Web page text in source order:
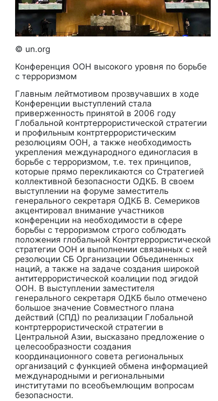
© un.org
Конференция ООН высокого уровня по борьбе
с терроризмом
Главным лейтмотивом прозвучавших в ходе
Конференции выступлений стала
приверженность принятой в 2006 году
Глобальной контртеррористической стратегии
и профильным контртеррористическим
резолюциям ООН, а также необходимость
укрепления международного единогласия в
борьбе с терроризмом, т.е. тех принципов,
которые прямо перекликаются со Стратегией
коллективной безопасности ОДКБ. В своем
выступлении на форуме заместитель
генерального секретаря ОДКБ В. Семериков
акцентировал внимание участников
конференции на необходимости в сфере
борьбы с терроризмом строго соблюдать
положения глобальной Контртеррористической
стратегии ООН и выполнении связанных с ней
резолюции СБ Организации Объединенных
наций, а также на задаче создания широкой
антитеррористической коалиции под эгидой
ООН. В выступлении заместителя
генерального секретаря ОДКБ было отмечено
большое значение Совместного плана
действий (СПД) по реализации Глобальной
контртеррористической стратегии в
Центральной Азии, высказано предложение о
целесообразности создания
координационного совета региональных
организаций с функцией обмена информацией
международными и региональными
институтами по всеобъемлющим вопросам
безопасности.